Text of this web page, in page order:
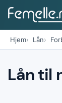
Hjem Lån
Lån til